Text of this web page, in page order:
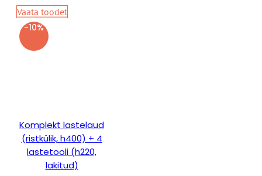
Vaata toodet
-10%
Komplekt lastelaud
(ristkülik, h400) + 4
lastetooli (h220,
lakitud)